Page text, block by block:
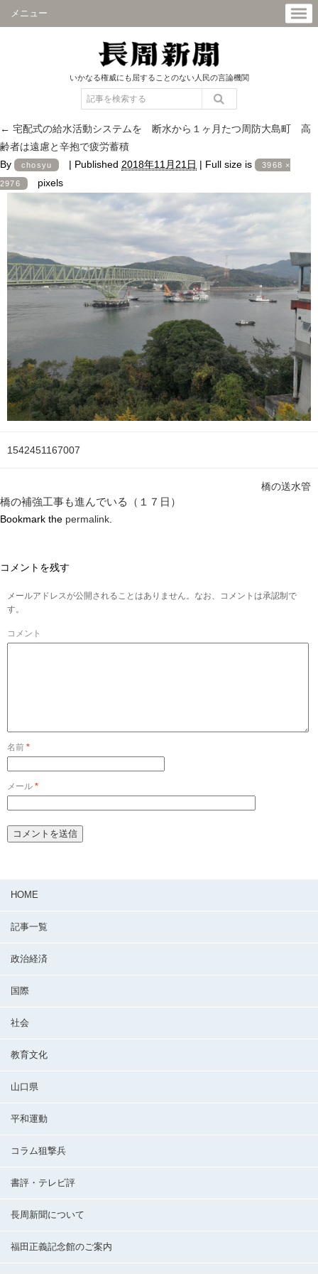
メニュー
いかなる権威にも屈することのない人民の言論機関
← 宅配式の給水活動システムを 断水から１ヶ月たつ周防大島町 高
齢者は遠慮と辛抱で疲労蓄積
By
chosyu | Published 2018年11月21日 | Full size is 3968 ×
2976 pixels
1542451167007
橋の送水管
橋の補強工事も進んでいる（１７日）
Bookmark the permalink
コメントを残す
メールアドレスが公開されることはありません。なお、コメントは承認制で
す。
コメント
名前 *
メール *
HOME
記事一覧
政治経済
国際
社会
教育文化
山口県
平和運動
コラム狙撃兵
書評・テレビ評
長周新聞について
福田正義記念館のご案内